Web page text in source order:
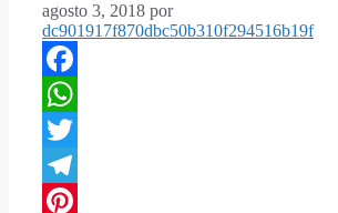
agosto 3, 2018 por
dc901917f870dbc50b310f294516b19f
Facebook
WhatsApp
Twitter
Telegram